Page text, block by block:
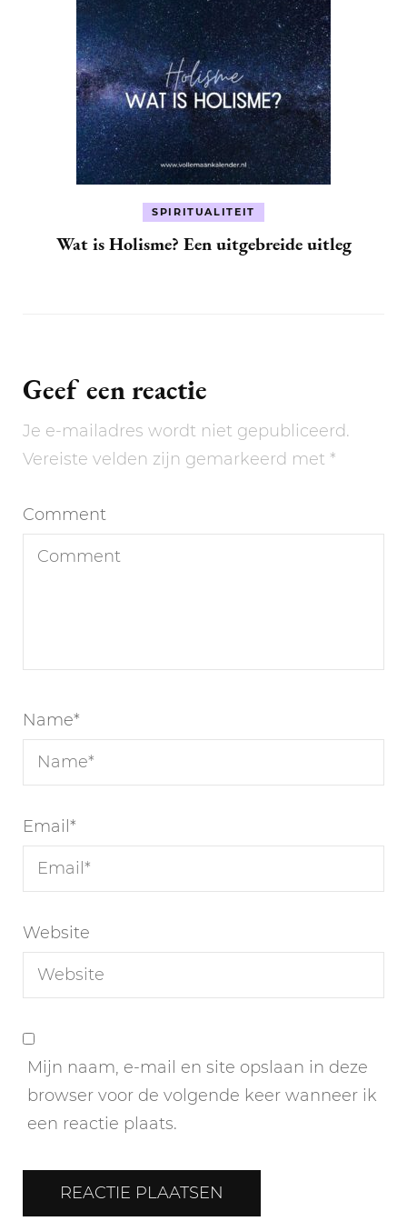
SPIRITUALITEIT
Wat is Holisme? Een uitgebreide uitleg
Geef een reactie
Je e-mailadres wordt niet gepubliceerd.
Vereiste velden zijn gemarkeerd met *
Comment
Name*
Email*
Website
Mijn naam, e-mail en site opslaan in deze
browser voor de volgende keer wanneer ik
een reactie plaats.